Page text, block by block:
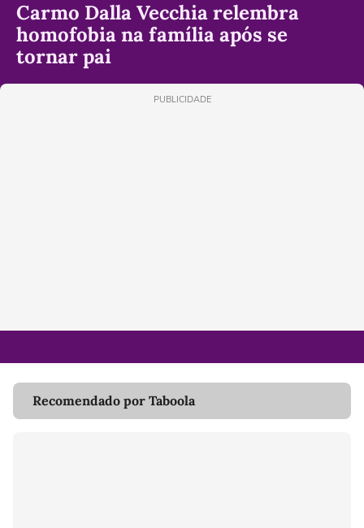
Carmo Dalla Vecchia relembra
homofobia na família após se
tornar pai
PUBLICIDADE
Recomendado por Taboola